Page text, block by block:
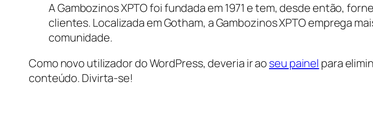
A Gambozinos XPTO foi fundada em 1971 e tem, desde então,
clientes. Localizada em Gotham, a Gambozinos XPTO emprega
comunidade.
Como novo utilizador do WordPress, deveria ir ao seu painel para
conteúdo. Divirta-se!